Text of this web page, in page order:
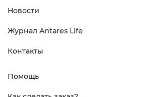
Новости
Журнал Antares Life
Контакты
Помощь